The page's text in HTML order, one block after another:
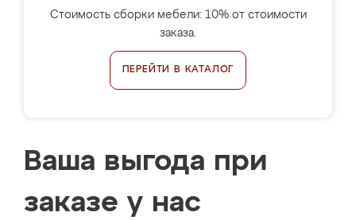
Стоимость сборки мебели: 10% от стоимости
заказа.
ПЕРЕЙТИ В КАТАЛОГ
Ваша выгода при
заказе у нас